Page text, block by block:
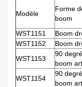
Modèle
Forme
boom
WST1151 Boom
WST1152
Boom
WST1153
90
boom
WST1154
90
boom